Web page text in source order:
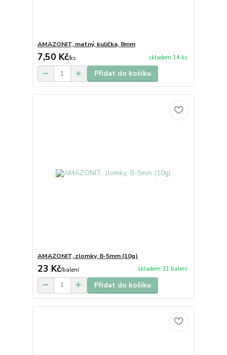
AMAZONIT, matný, kulička, 8mm
7,50 Kč/ks skladem 14 ks
Přidat do košíku
AMAZONIT, zlomky, 8-5mm (10g)
23 Kč/balení skladem 31 balení
Přidat do košíku